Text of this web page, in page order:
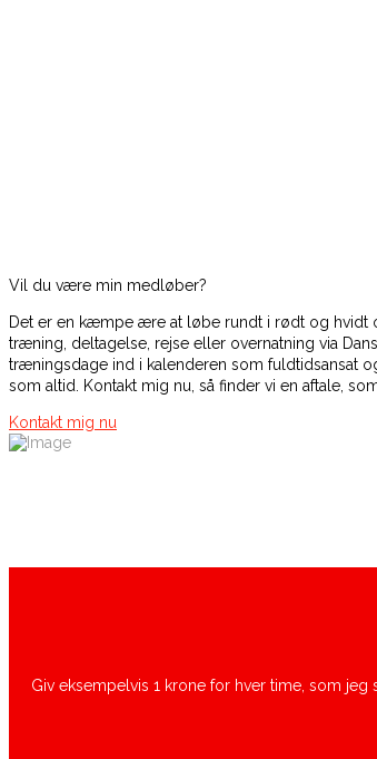
Vil du være min medløber?
Det er en kæmpe ære at løbe rundt i rødt og hvidt
træning, deltagelse, rejse eller overnatning via
træningsdage ind i kalenderen som fuldtidsansat
som altid. Kontakt mig nu, så finder vi en aftale,
Kontakt mig nu
Giv eksempelvis 1 krone for hver time, som